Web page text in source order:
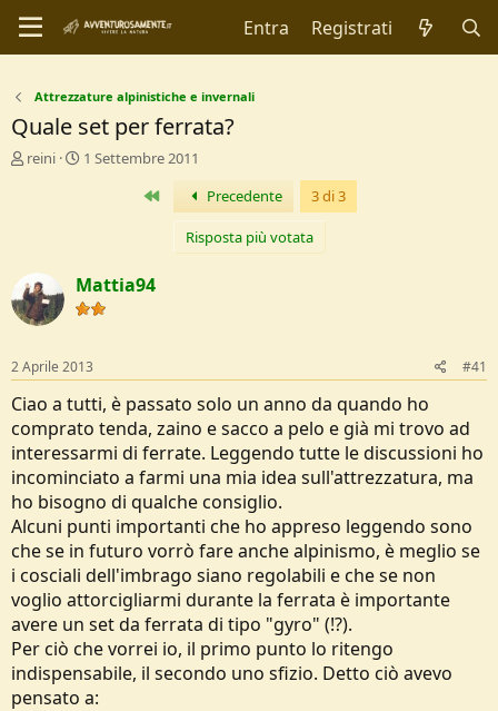
Entra Registrati
Attrezzature alpinistiche e invernali
Quale set per ferrata?
C
r
e
D
s
c
u
s
s
i
o
n
reini
D
I
n
i
i
o
1 Settembre 2011
Primo Precedente 3 di 3
Risposta più votata
Mattia94
2 Aprile 2013 #41
Ciao a tutti, è passato solo un anno da quando ho
comprato tenda, zaino e sacco a pelo e già mi trovo ad
interessarmi di ferrate. Leggendo tutte le discussioni ho
incominciato a farmi una mia idea sull'attrezzatura, ma
ho bisogno di qualche consiglio.
Alcuni punti importanti che ho appreso leggendo sono
che se in futuro vorrò fare anche alpinismo, è meglio se
i cosciali dell'imbrago siano regolabili e che se non
voglio attorcigliarmi durante la ferrata è importante
avere un set da ferrata di tipo "gyro" (!?).
Per ciò che vorrei io, il primo punto lo ritengo
indispensabile, il secondo uno sfizio. Detto ciò avevo
pensato a: